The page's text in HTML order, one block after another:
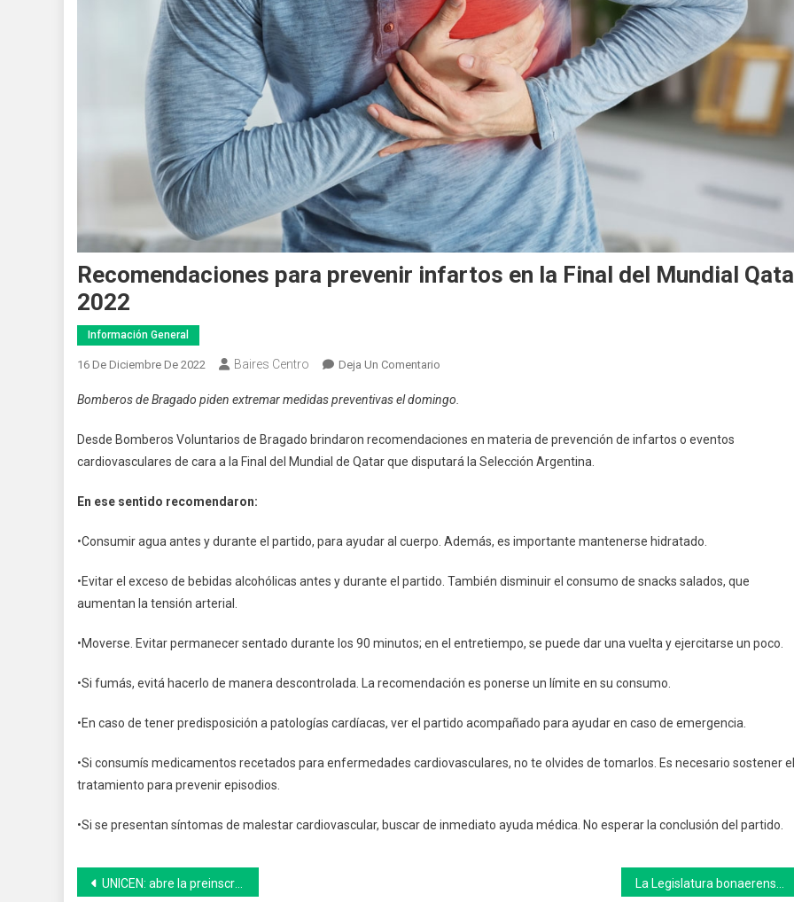
Recomendaciones para prevenir infartos en la Final del Mundial
2022
Información General
16 De Diciembre De 2022 Baires Centro Deja Un Comentario
Para
Infartos
En
Mundial
2022
Bomberos de Bragado piden extremar medidas preventivas el domingo.
Desde Bomberos Voluntarios de Bragado brindaron recomendaciones en materia de prevención de infartos o eventos
cardiovasculares de cara a la Final del Mundial de Qatar que disputará la Selección Argentina.
En ese sentido recomendaron:
•Consumir agua antes y durante el partido, para ayudar al cuerpo. Además, es importante mantenerse hidratado.
•Evitar el exceso de bebidas alcohólicas antes y durante el partido. También disminuir el consumo de snacks salados, que
aumentan la tensión arterial.
•Moverse. Evitar permanecer sentado durante los 90 minutos; en el entretiempo, se puede dar una vuelta y ejercitarse un poco.
•Si fumás, evitá hacerlo de manera descontrolada. La recomendación es ponerse un límite en su consumo.
•En caso de tener predisposición a patologías cardíacas, ver el partido acompañado para ayudar en caso de emergencia.
•Si consumís medicamentos recetados para enfermedades cardiovasculares, no te olvides de tomarlos. Es necesario sostener el
tratamiento para prevenir episodios.
•Si se presentan síntomas de malestar cardiovascular, buscar de inmediato ayuda médica. No esperar la conclusión del partido.
Navegación
UNICEN: abre la preinscripción al Ciclo de Licenciatura en Relaciones Laborales La Legislatura bonaerense sancionó la ley de alcohol cero al volante